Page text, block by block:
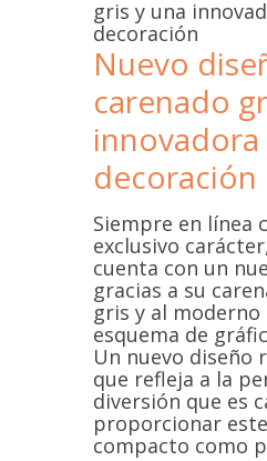
Nuevo
carenado
innovadora
decoración
Siempre en línea
exclusivo
cuenta con un
gracias a su
gris y al moderno
esquema de
Un nuevo diseño
que refleja a la
diversión que es
proporcionar
compacto como